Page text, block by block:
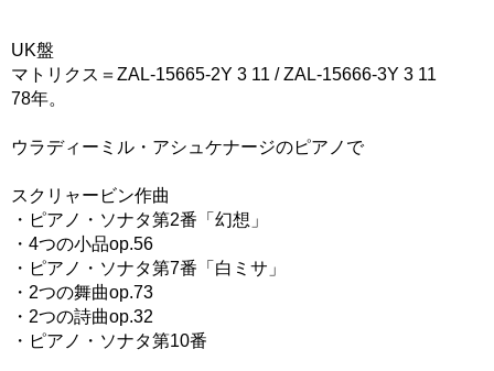
UK盤
マトリクス＝ZAL-15665-2Y 3 11 / ZAL-15666-3Y 3 11
78年。
ウラディーミル・アシュケナージのピアノで
スクリャービン作曲
・ピアノ・ソナタ第2番「幻想」
・4つの小品op.56
・ピアノ・ソナタ第7番「白ミサ」
・2つの舞曲op.73
・2つの詩曲op.32
・ピアノ・ソナタ第10番